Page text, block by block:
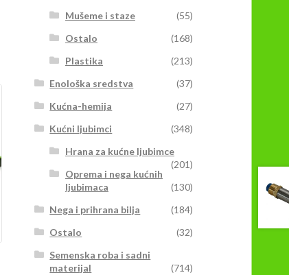
Mušeme i staze
(55)
Ostalo
(168)
Plastika
(213)
Enološka sredstva
(37)
Kućna-hemija
(27)
Kućni ljubimci
(348)
Hrana za kućne ljubimce
(201)
Oprema i nega kućnih
ljubimaca
(130)
Nega i prihrana bilja
(184)
Ostalo
(32)
Semenska roba i sadni
materijal
(714)